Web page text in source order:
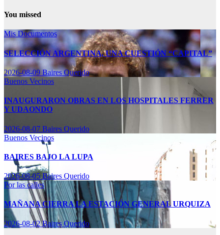
You missed
Mis Documentos
SELECCIÓN ARGENTINA, UNA CUESTIÓN “CAPITAL”
2026-08-09Baires Querido
Buenos Vecinos
INAUGURARON OBRAS EN LOS HOSPITALES FERRER
Y UDAONDO
2026-08-07 Baires Querido
Buenos Vecinos
BAIRES BAJO LA LUPA
2026-08-05Baires Querido
Por las calles
MAÑANA CIERRA LA ESTACIÓN GENERAL URQUIZA
2026-08-02Baires Querido